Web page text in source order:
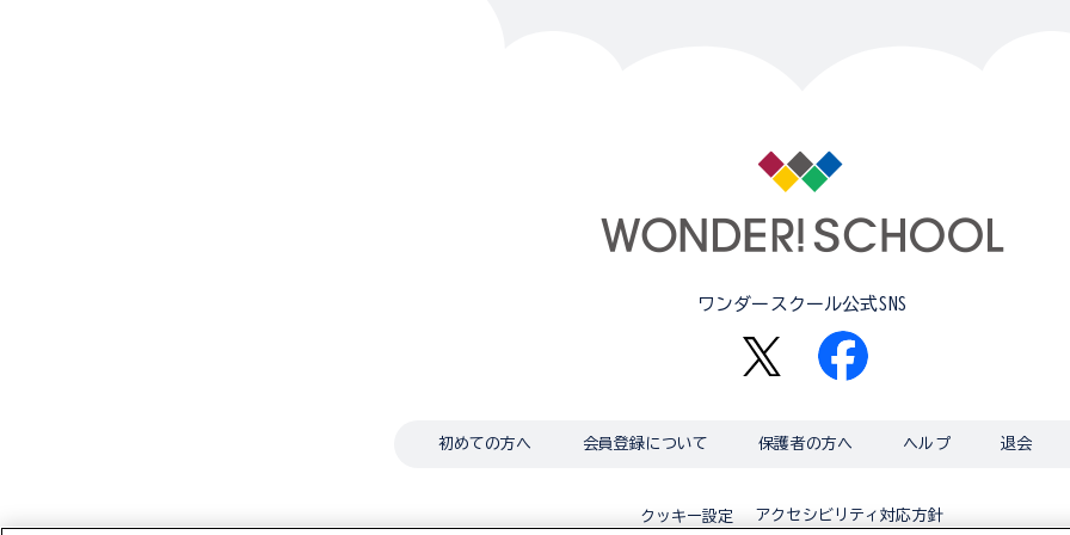
ワンダースクール公式SNS
初めての方へ 会員登録について 保護者の方へ ヘルプ 退会
クッキー設定 アクセシビリティ対応方針